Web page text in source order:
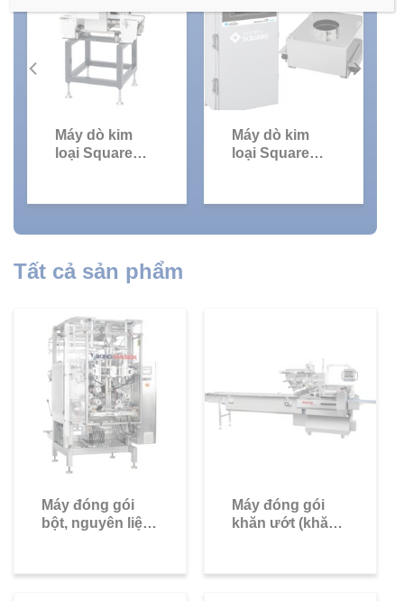
Máy dò kim
loại Square
Máy dò kim
loại Square
Tất cả sản phẩm
Máy đóng gói
bột, nguyên liệu
Máy đóng gói
khăn ướt (khăn